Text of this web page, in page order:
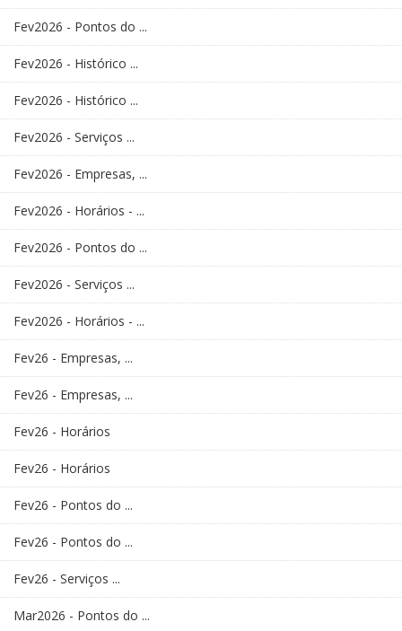
Fev2026 - Pontos do ...
Fev2026 - Histórico ...
Fev2026 - Histórico ...
Fev2026 - Serviços ...
Fev2026 - Empresas, ...
Fev2026 - Horários - ...
Fev2026 - Pontos do ...
Fev2026 - Serviços ...
Fev2026 - Horários - ...
Fev26 - Empresas, ...
Fev26 - Empresas, ...
Fev26 - Horários
Fev26 - Horários
Fev26 - Pontos do ...
Fev26 - Pontos do ...
Fev26 - Serviços ...
Mar2026 - Pontos do ...